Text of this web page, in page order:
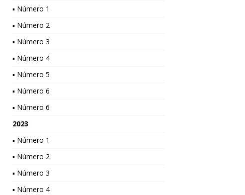
▪ Número 1
▪ Número 2
▪ Número 3
▪ Número 4
▪ Número 5
▪ Número 6
▪ Número 6
2023
▪ Número 1
▪ Número 2
▪ Número 3
▪ Número 4